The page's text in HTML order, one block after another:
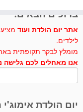
ברוכים הבאים!
אתר יום הולדת ועוד
לילדים.
מומלץ לבקר תקופתית
אנו מאחלים לכם גלישה
יום הולדת